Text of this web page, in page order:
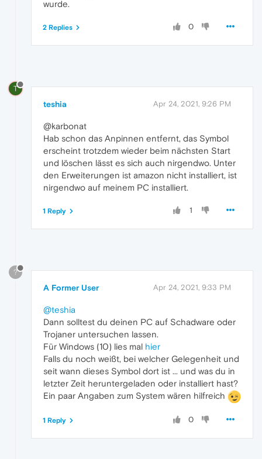
wurde.
0
2 Replies
T
teshia Apr 24, 2021, 9:26 PM
@karbonat
Hab schon das Anpinnen entfernt, das Symbol
erscheint trotzdem wieder beim nächsten Start
und löschen lässt es sich auch nirgendwo. Unter
den Erweiterungen ist amazon nicht installiert, ist
nirgendwo auf meinem PC installiert.
1
1 Reply
?
A Former User Apr 24, 2021, 9:33 PM
@teshia
Dann solltest du deinen PC auf Schadware oder
Trojaner untersuchen lassen.
Für Windows (10) lies mal hier
Falls du noch weißt, bei welcher Gelegenheit und
seit wann dieses Symbol dort ist ... und was du in
letzter Zeit heruntergeladen oder installiert hast?
Ein paar Angaben zum System wären hilfreich
0
1 Reply